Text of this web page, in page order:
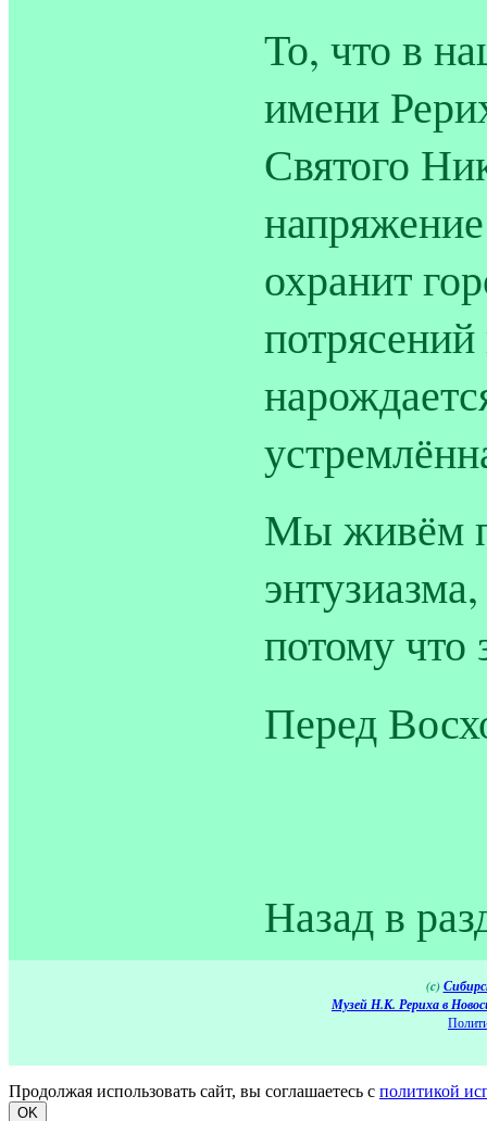
То, что в
имени
Святого
охранит
Мы живём
потому что
Перед
Назад в
(c)
Музей Н.К. Рериха в
Продолжая использовать сайт, вы соглашаетесь с политикой
OK